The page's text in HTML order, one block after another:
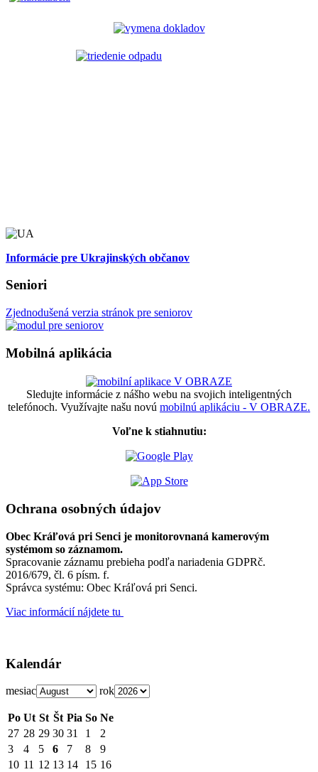
Informácie pre Ukrajinských občanov
Seniori
Zjednodušená verzia stránok pre seniorov
Mobilná aplikácia
Sledujte informácie z nášho webu na svojich inteligentných
telefónoch. Využívajte našu novú mobilnú aplikáciu - V OBRAZE.
Voľne k stiahnutiu:
Ochrana osobných údajov
Obec Kráľová pri Senci je monitorovnaná kamerovým
systémom so záznamom.
Spracovanie záznamu prebieha podľa nariadenia GDPRč.
2016/679, čl. 6 písm. f.
Správca systému: Obec Kráľová pri Senci.
Viac informácií nájdete tu
Kalendár
mesiac rok
Po Ut St Št Pia So Ne
27 28 29 30 31 1
2
3
4 5 6 7 8
9
10 11 12 13 14 15 16